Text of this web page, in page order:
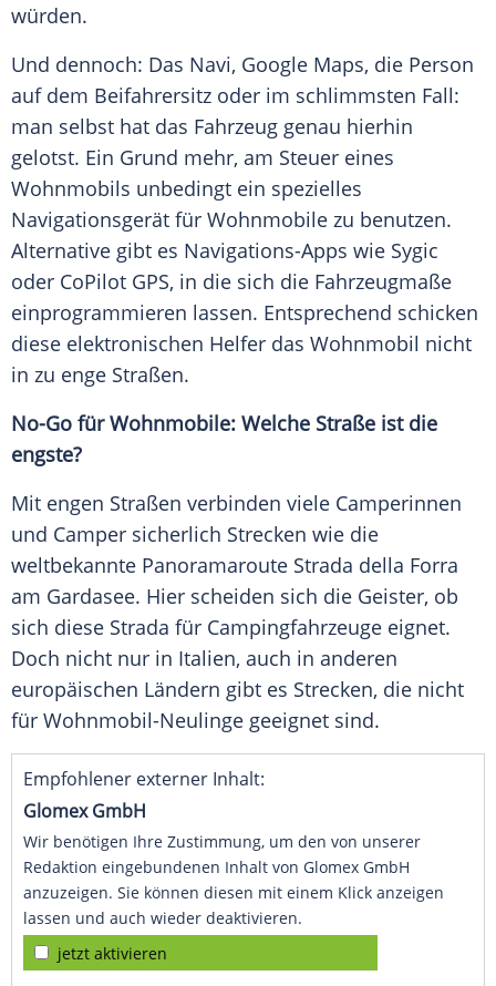
würden.
Und dennoch: Das Navi, Google Maps, die Person
auf dem Beifahrersitz oder im schlimmsten Fall:
man selbst hat das Fahrzeug genau hierhin
gelotst. Ein Grund mehr, am Steuer eines
Wohnmobils unbedingt ein spezielles
Navigationsgerät für Wohnmobile zu benutzen.
Alternative gibt es Navigations-Apps wie Sygic
oder CoPilot GPS, in die sich die Fahrzeugmaße
einprogrammieren lassen. Entsprechend schicken
diese elektronischen Helfer das Wohnmobil nicht
in zu enge Straßen.
No-Go für Wohnmobile: Welche Straße ist die
engste?
Mit engen Straßen verbinden viele Camperinnen
und Camper sicherlich Strecken wie die
weltbekannte Panoramaroute Strada della Forra
am Gardasee. Hier scheiden sich die Geister, ob
sich diese Strada für Campingfahrzeuge eignet.
Doch nicht nur in Italien, auch in anderen
europäischen Ländern gibt es Strecken, die nicht
für Wohnmobil-Neulinge geeignet sind.
Empfohlener externer Inhalt:
Glomex GmbH
Wir benötigen Ihre Zustimmung, um den von unserer
Redaktion eingebundenen Inhalt von Glomex GmbH
anzuzeigen. Sie können diesen mit einem Klick anzeigen
lassen und auch wieder deaktivieren.
jetzt aktivieren